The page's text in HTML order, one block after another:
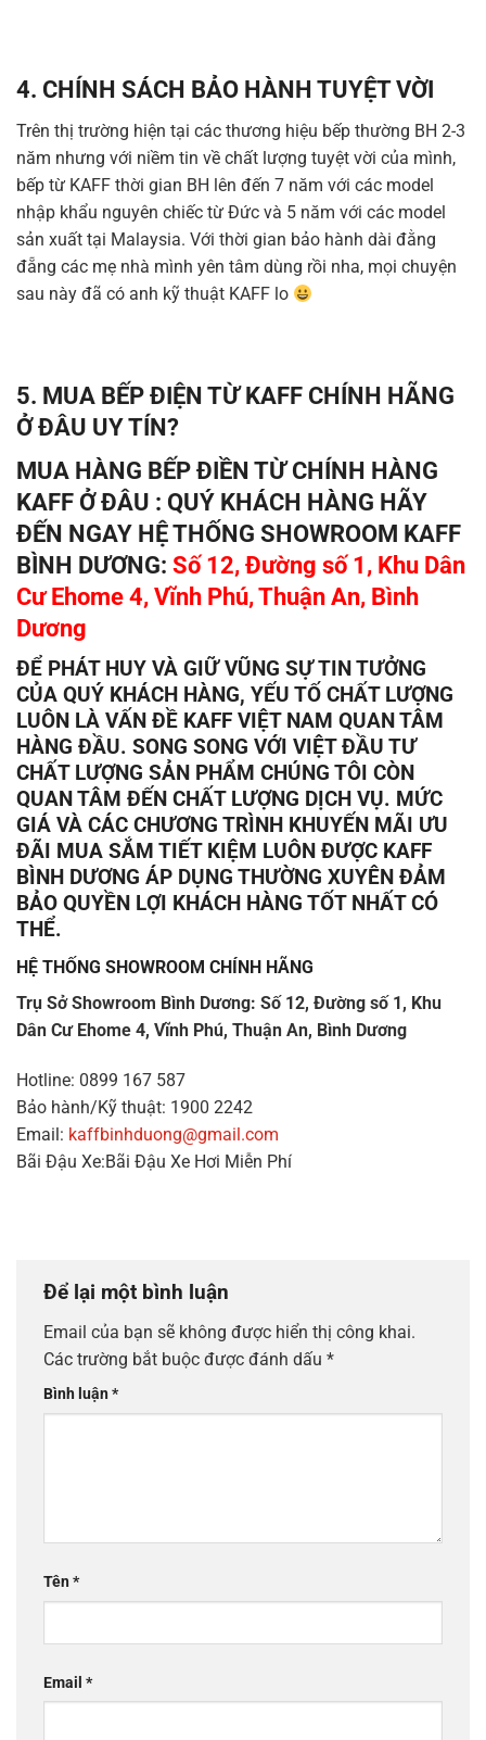
4. CHÍNH SÁCH BẢO HÀNH TUYỆT VỜI
Trên thị trường hiện tại các thương hiệu bếp thường BH 2-3
năm nhưng với niềm tin về chất lượng tuyệt vời của mình,
bếp từ KAFF thời gian BH lên đến 7 năm với các model
nhập khẩu nguyên chiếc từ Đức và 5 năm với các model
sản xuất tại Malaysia. Với thời gian bảo hành dài đằng
đẵng các mẹ nhà mình yên tâm dùng rồi nha, mọi chuyện
sau này đã có anh kỹ thuật KAFF lo
5. MUA BẾP ĐIỆN TỪ KAFF CHÍNH HÃNG
Ở ĐÂU UY TÍN?
MUA HÀNG BẾP ĐIỀN TỪ CHÍNH HÀNG
KAFF Ở ĐÂU : QUÝ KHÁCH HÀNG HÃY
ĐẾN NGAY HỆ THỐNG SHOWROOM KAFF
BÌNH DƯƠNG: Số 12, Đường số 1, Khu Dân
Cư Ehome 4, Vĩnh Phú, Thuận An, Bình
Dương
ĐỂ PHÁT HUY VÀ GIỮ VŨNG SỰ TIN TƯỞNG
CỦA QUÝ KHÁCH HÀNG, YẾU TỐ CHẤT LƯỢNG
LUÔN LÀ VẤN ĐỀ KAFF VIỆT NAM QUAN TÂM
HÀNG ĐẦU. SONG SONG VỚI VIỆT ĐẦU TƯ
CHẤT LƯỢNG SẢN PHẨM CHÚNG TÔI CÒN
QUAN TÂM ĐẾN CHẤT LƯỢNG DỊCH VỤ. MỨC
GIÁ VÀ CÁC CHƯƠNG TRÌNH KHUYẾN MÃI ƯU
ĐÃI MUA SẮM TIẾT KIỆM LUÔN ĐƯỢC KAFF
BÌNH DƯƠNG ÁP DỤNG THƯỜNG XUYÊN ĐẢM
BẢO QUYỀN LỢI KHÁCH HÀNG TỐT NHẤT CÓ
THỂ.
HỆ THỐNG SHOWROOM CHÍNH HÃNG
Trụ Sở Showroom Bình Dương: Số 12, Đường số 1, Khu
Dân Cư Ehome 4, Vĩnh Phú, Thuận An, Bình Dương
Hotline: 0899 167 587
Bảo hành/Kỹ thuật: 1900 2242
Email: kaffbinhduong@gmail.com
Bãi Đậu Xe:Bãi Đậu Xe Hơi Miễn Phí
Để lại một bình luận
Email của bạn sẽ không được hiển thị công khai.
Các trường bắt buộc được đánh dấu *
Bình luận*
Tên*
Email *